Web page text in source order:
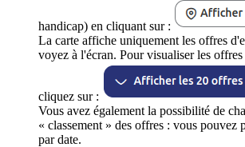
handicap) en cliquant sur :
La carte affiche uniquement les offres
voyez à l'écran. Pour visualiser les
cliquez sur :
Vous avez également la possibilité de
« classement » des offres : vous pouvez
par date.